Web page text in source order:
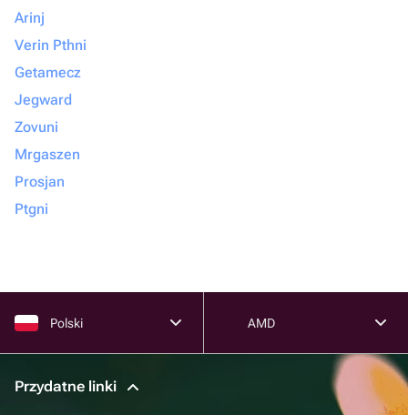
Arinj
Verin Pthni
Getamecz
Jegward
Zovuni
Mrgaszen
Prosjan
Ptgni
Polski AMD
Przydatne linki